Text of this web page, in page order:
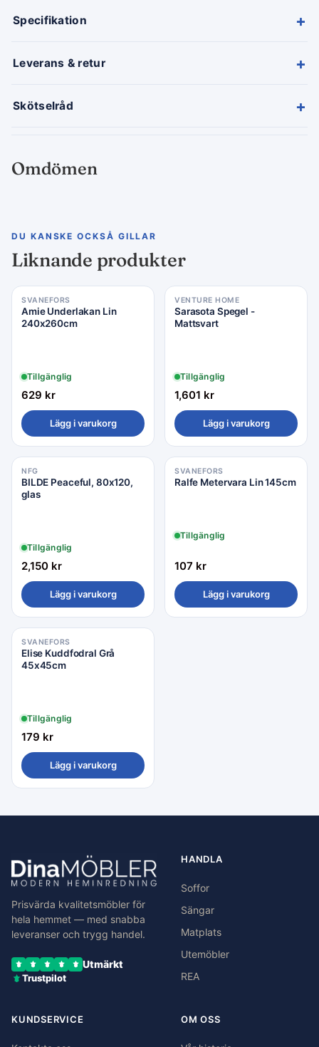
Specifikation +
Leverans & retur +
Skötselråd +
Omdömen
DU KANSKE OCKSÅ GILLAR
Liknande produkter
SVANEFORS
Amie Underlakan Lin
240x260cm
Tillgänglig
629 kr
Lägg i varukorg
VENTURE HOME
Sarasota Spegel -
Mattsvart
Tillgänglig
1,601 kr
Lägg i varukorg
NFG
BILDE Peaceful, 80x120,
glas
Tillgänglig
2,150 kr
Lägg i varukorg
SVANEFORS
Ralfe Metervara Lin 145cm
Tillgänglig
107 kr
Lägg i varukorg
SVANEFORS
Elise Kuddfodral Grå
45x45cm
Tillgänglig
179 kr
Lägg i varukorg
Prisvärda kvalitetsmöbler för
hela hemmet — med snabba
leveranser och trygg handel.
Utmärkt
Trustpilot
HANDLA
Soffor
Sängar
Matplats
Utemöbler
REA
KUNDSERVICE OM OSS